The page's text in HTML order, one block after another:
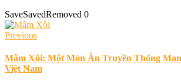
SaveSavedRemoved 0
Previous
Mâm Xôi: Một Món Ăn Truyền Thống
Việt Nam